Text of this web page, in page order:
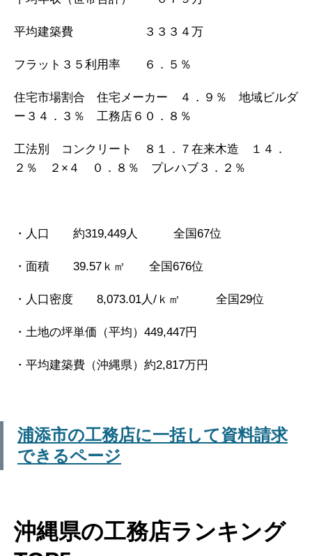
平均建築費 ３３３４万
フラット３５利用率 ６．５％
住宅市場割合 住宅メーカー ４．９％ 地域ビルダ
ー３４．３％ 工務店６０．８％
工法別 コンクリート ８１．７在来木造 １４．
２％ ２×４ ０．８％ プレハブ３．２％
・人口 約319,449人 全国67位
・面積 39.57ｋ㎡ 全国676位
・人口密度 8,073.01人/ｋ㎡ 全国29位
・土地の坪単価（平均）449,447円
・平均建築費（沖縄県）約2,817万円
浦添市の工務店に一括して資料請求
できるページ
沖縄県の工務店ランキング